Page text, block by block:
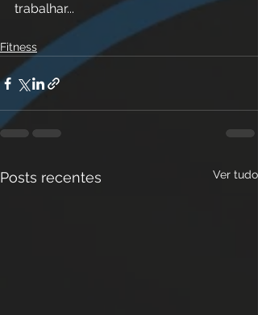
trabalhar...
Fitness
Posts recentes Ver tudo